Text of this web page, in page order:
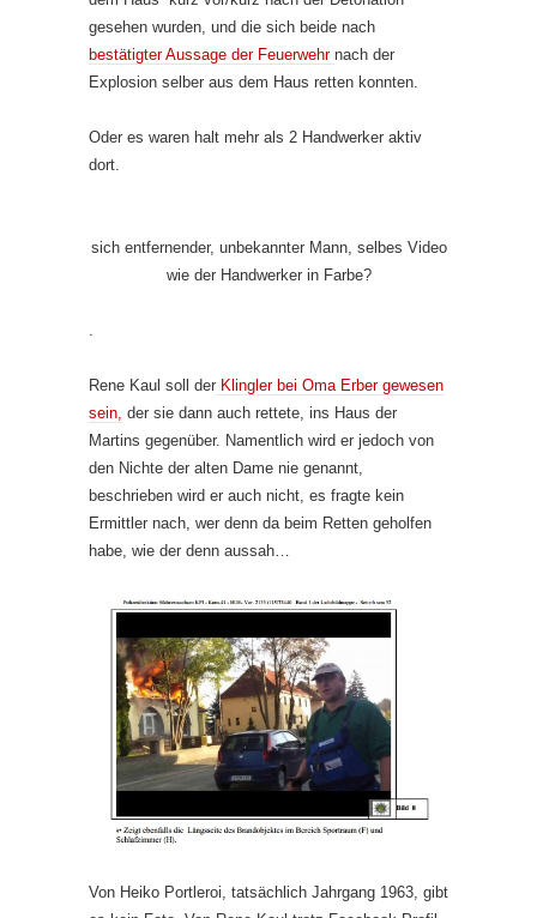
gesehen wurden, und die sich beide nach
bestätigter Aussage der Feuerwehr nach der
Explosion selber aus dem Haus retten konnten.
Oder es waren halt mehr als 2 Handwerker aktiv
dort.
sich entfernender, unbekannter Mann, selbes Video
wie der Handwerker in Farbe?
.
Rene Kaul soll der Klingler bei Oma Erber gewesen
sein, der sie dann auch rettete, ins Haus der
Martins gegenüber. Namentlich wird er jedoch von
den Nichte der alten Dame nie genannt,
beschrieben wird er auch nicht, es fragte kein
Ermittler nach, wer denn da beim Retten geholfen
habe, wie der denn aussah…
Von Heiko Portleroi, tatsächlich Jahrgang 1963, gibt